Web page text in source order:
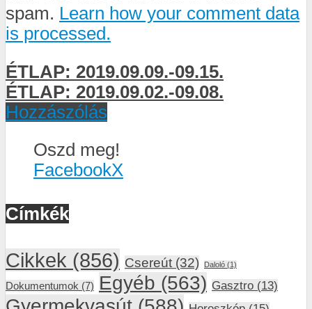
spam. Learn how your comment data
is processed.
ÉTLAP: 2019.09.09.-09.15.
ÉTLAP: 2019.09.02.-09.08.
Hozzászólás
Oszd meg!
FacebookX
Címkék
Cikkek (856) Csereút (32) Daloló (1)
Dokumentumok (7) Egyéb (563) Gasztro (13)